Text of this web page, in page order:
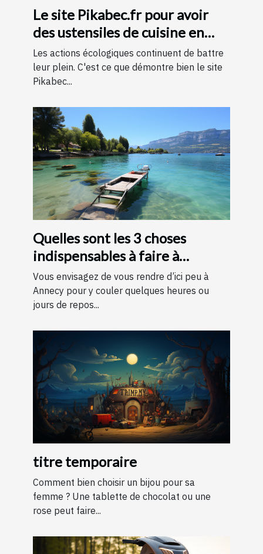
Le site Pikabec.fr pour avoir
des ustensiles de cuisine en
bois
Les actions écologiques continuent de battre
leur plein. C'est ce que démontre bien le site
Pikabec...
Quelles sont les 3 choses
indispensables à faire à
Annecy ?
Vous envisagez de vous rendre d’ici peu à
Annecy pour y couler quelques heures ou
jours de repos...
titre temporaire
Comment bien choisir un bijou pour sa
femme ? Une tablette de chocolat ou une
rose peut faire...